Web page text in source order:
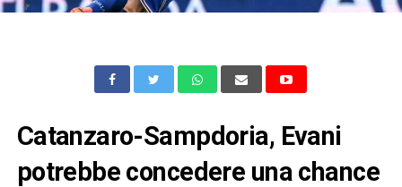
Catanzaro-Sampdoria, Evani
potrebbe concedere una chance